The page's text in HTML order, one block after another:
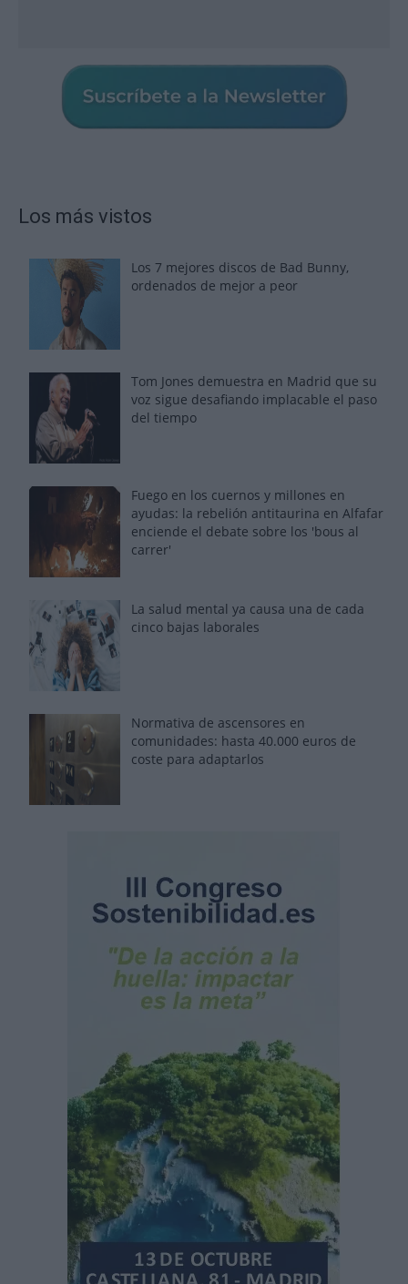
Los más vistos
Los 7 mejores discos de Bad Bunny,
ordenados de mejor a peor
Tom Jones demuestra en Madrid que su
voz sigue desafiando implacable el paso
del tiempo
Fuego en los cuernos y millones en
ayudas: la rebelión antitaurina en Alfafar
enciende el debate sobre los 'bous al
carrer'
La salud mental ya causa una de cada
cinco bajas laborales
Normativa de ascensores en
comunidades: hasta 40.000 euros de
coste para adaptarlos